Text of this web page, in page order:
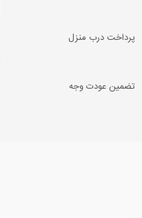
پرداخت درب منزل
تضمین عودت وجه